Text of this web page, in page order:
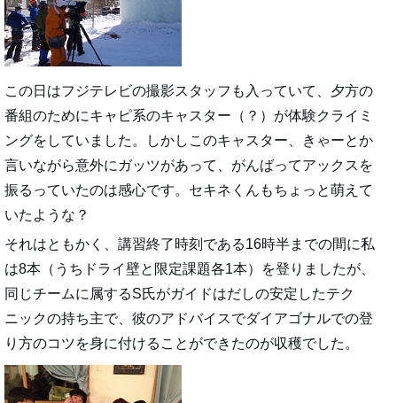
この日はフジテレビの撮影スタッフも入っていて、夕方の
番組のためにキャピ系のキャスター（？）が体験クライミ
ングをしていました。しかしこのキャスター、きゃーとか
言いながら意外にガッツがあって、がんばってアックスを
振るっていたのは感心です。セキネくんもちょっと萌えて
いたような？
それはともかく、講習終了時刻である16時半までの間に私
は8本（うちドライ壁と限定課題各1本）を登りましたが、
同じチームに属するS氏がガイドはだしの安定したテク
ニックの持ち主で、彼のアドバイスでダイアゴナルでの登
り方のコツを身に付けることができたのが収穫でした。